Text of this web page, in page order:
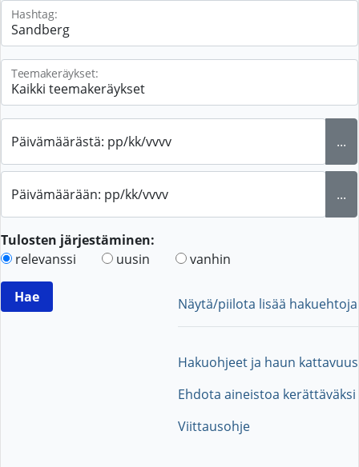
Hashtag:
Teemakeräykset:
Päivämäärästä: pp/kk/vvvv ...
Päivämäärään: pp/kk/vvvv ...
Tulosten järjestäminen:
relevanssi
uusin vanhin
Näytä/piilota lisää hakuehtoja
Hakuohjeet ja haun kattavuus
Ehdota aineistoa kerättäväksi
Viittausohje